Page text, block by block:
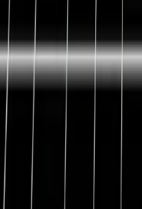
Kurs
Ausstehende Aktien
Marktkapitalisierung
Enterprise Value
Nettoliquidität
Bruttomarge
EBIT-Marge
Gewinnmarge
Free Cash Flow-Rendite